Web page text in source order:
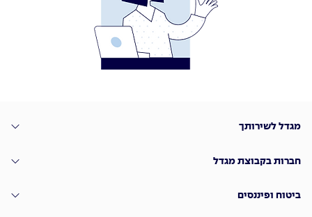
מגדל לשירותך
חברות בקבוצת מגדל
ביטוח ופיננסים